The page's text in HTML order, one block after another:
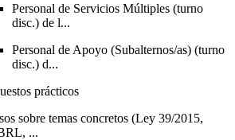
Personal de Servicios Múltiples (turno
disc.) de l...
Personal de Apoyo (Subalternos/as) (turno
disc.) d...
prácticos
sobre temas concretos (Ley 39/2015,
...